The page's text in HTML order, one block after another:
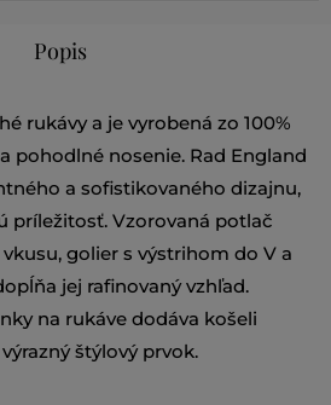
Popis
rukávy a je vyrobená zo 100%
pohodlné nosenie. Rad England
a sofistikovaného dizajnu,
príležitosť. Vzorovaná potlač
golier s výstrihom do V a
jej rafinovaný vzhľad.
na rukáve dodáva košeli
štýlový prvok.